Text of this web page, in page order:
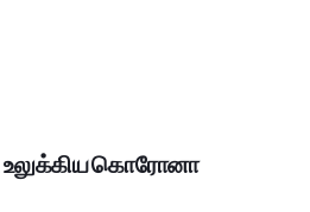
கொரோனா